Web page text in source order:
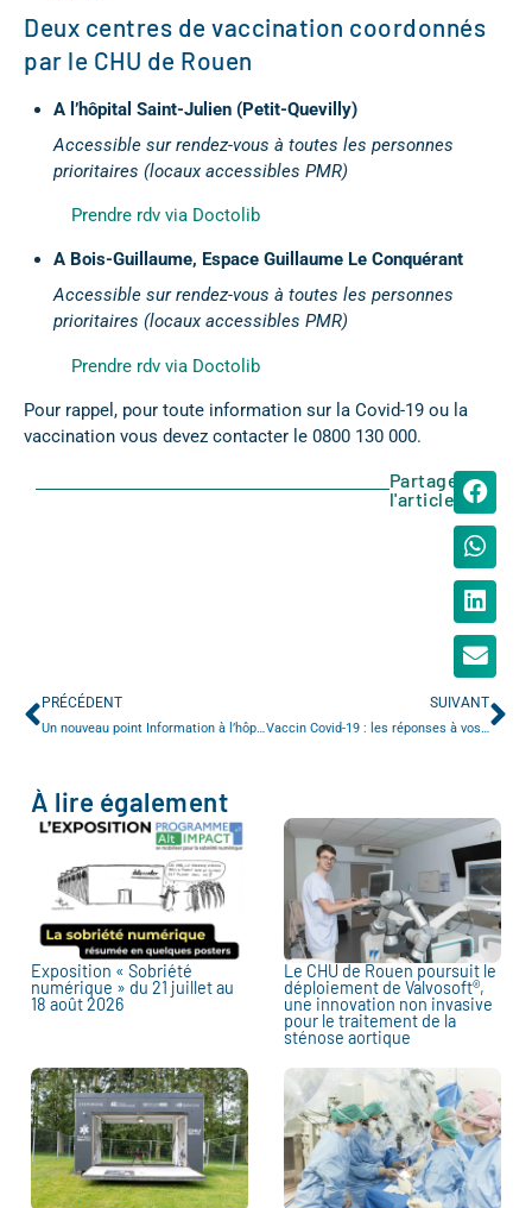
Deux centres de vaccination coordonnés
par le CHU de Rouen
A l’hôpital Saint-Julien (Petit-Quevilly)
Accessible sur rendez-vous à toutes les personnes
prioritaires (locaux accessibles PMR)
Prendre rdv via Doctolib
A Bois-Guillaume, Espace Guillaume Le Conquérant
Accessible sur rendez-vous à toutes les personnes
prioritaires (locaux accessibles PMR)
Prendre rdv via Doctolib
Pour rappel, pour toute information sur la Covid-19 ou la
vaccination vous devez contacter le 0800 130 000.
Partager
l'article
PRÉCÉDENT
Un nouveau point Information à l’hôpital Charles-Nicolle
SUIVANT
Vaccin Covid-19 : les réponses à vos questions
À lire également
Exposition « Sobriété
numérique » du 21 juillet au
18 août 2026
Le CHU de Rouen poursuit le
déploiement de Valvosoft®,
une innovation non invasive
pour le traitement de la
sténose aortique